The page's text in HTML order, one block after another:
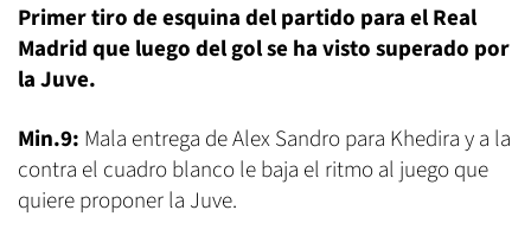
Primer tiro de esquina del partido para el Real
Madrid que luego del gol se ha visto superado por
la Juve.
Min.9: Mala entrega de Alex Sandro para Khedira y a la
contra el cuadro blanco le baja el ritmo al juego que
quiere proponer la Juve.